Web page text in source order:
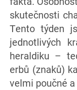
skutečnosti
Tento týden
jednotlivých
heraldiku –
erbů (znaků)
velmi poučné